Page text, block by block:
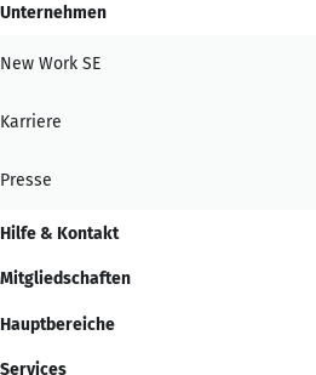
Unternehmen
New Work SE
Karriere
Presse
Hilfe & Kontakt
Mitgliedschaften
Hauptbereiche
Services